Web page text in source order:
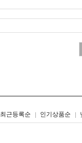
최근등록순 인기상품순
리스트형갤러리형